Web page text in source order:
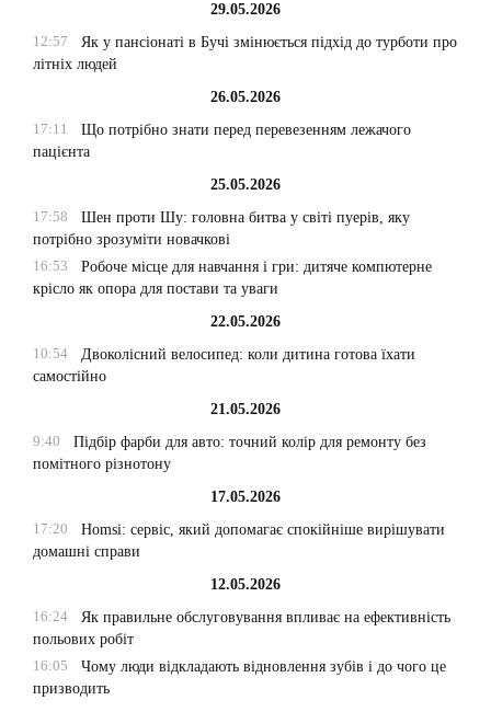
29.05.2026
12:57
Як у пансіонаті в Бучі змінюється підхід до турботи про
літніх людей
26.05.2026
17:11
Що потрібно знати перед перевезенням лежачого
пацієнта
25.05.2026
17:58
Шен проти Шу: головна битва у світі пуерів, яку
потрібно зрозуміти новачкові
16:53
Робоче місце для навчання і гри: дитяче компютерне
крісло як опора для постави та уваги
22.05.2026
10:54
Двоколісний велосипед: коли дитина готова їхати
самостійно
21.05.2026
9:40
Підбір фарби для авто: точний колір для ремонту без
помітного різнотону
17.05.2026
17:20
Homsi: сервіс, який допомагає спокійніше вирішувати
домашні справи
12.05.2026
16:24
Як правильне обслуговування впливає на ефективність
польових робіт
16:05
Чому люди відкладають відновлення зубів і до чого це
призводить